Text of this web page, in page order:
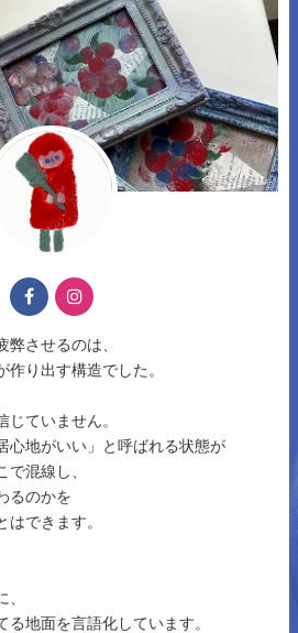
弊させるのは、
作り出す構造でした。
じていません。
心地がいい」と呼ばれる状態が
で混線し、
るのかを
はできます。
、
る地面を言語化しています。